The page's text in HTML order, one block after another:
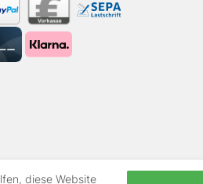
diese Website